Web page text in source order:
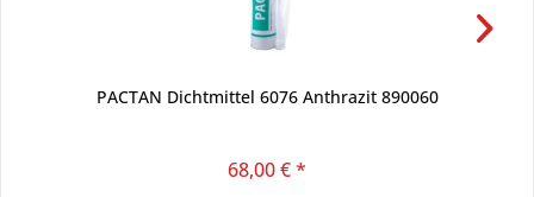
PACTAN Dichtmittel 6076 Anthrazit 890060
68,00 € *